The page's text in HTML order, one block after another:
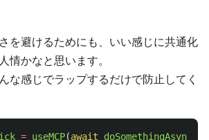
を避けるためにも、いい感じに共通化
情かなと思います。
な感じでラップするだけで防止してく
= useMCP(await doSomethingAsync